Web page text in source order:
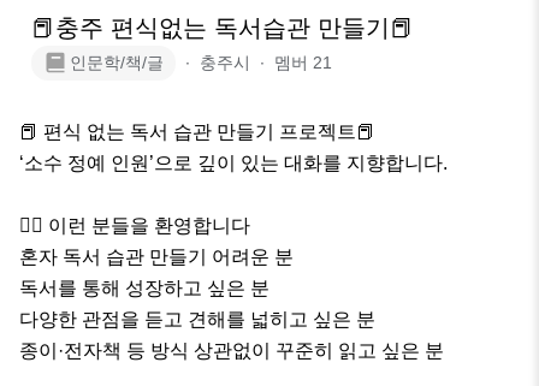
📕충주 편식없는 독서습관 만들기📕
인문학/책/글 ∙ 충주시 ∙ 멤버 21
📕 편식 없는 독서 습관 만들기 프로젝트📕
‘소수 정예 인원’으로 깊이 있는 대화를 지향합니다.
🙋‍♀️ 이런 분들을 환영합니다
혼자 독서 습관 만들기 어려운 분
독서를 통해 성장하고 싶은 분
다양한 관점을 듣고 견해를 넓히고 싶은 분
종이·전자책 등 방식 상관없이 꾸준히 읽고 싶은 분